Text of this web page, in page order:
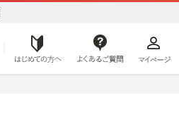
はじめての方へ